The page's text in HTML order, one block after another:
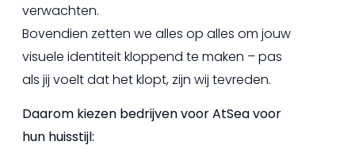
verwachten.
Bovendien zetten we alles op alles om jouw
visuele identiteit kloppend te maken – pas
als jij voelt dat het klopt, zijn wij tevreden.
Daarom kiezen bedrijven voor AtSea voor
hun huisstijl: